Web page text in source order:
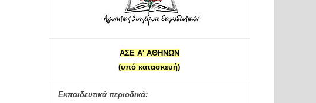
ΑΣΕ Α' ΑΘΗΝΩΝ
(υπό κατασκευή)
Εκπαιδευτικά περιοδικά: